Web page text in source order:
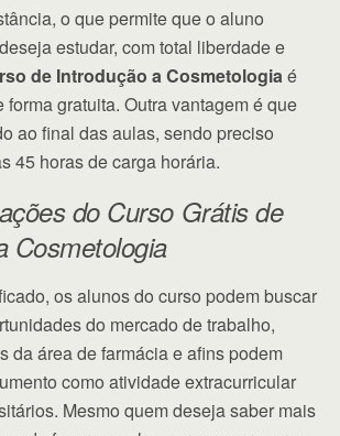
o que permite que o aluno
estudar, com total liberdade e
de Introdução a Cosmetologiaé
gratuita. Outra vantagem é que
ao final das aulas, sendo preciso
45 horas de carga horária.
do Curso Grátis de
Cosmetologia
os alunos do curso podem buscar
do mercado de trabalho,
da área de farmácia e afins podem
como atividade extracurricular
Mesmo quem deseja saber mais